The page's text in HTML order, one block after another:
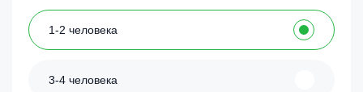
1-2 человека
3-4 человека